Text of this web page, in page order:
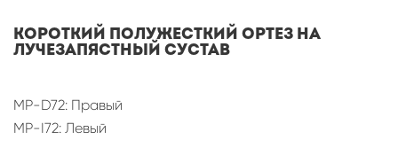
Короткий полужесткий ортез на
лучезапястный сустав
MP-D72: Правый
MP-I72: Левый